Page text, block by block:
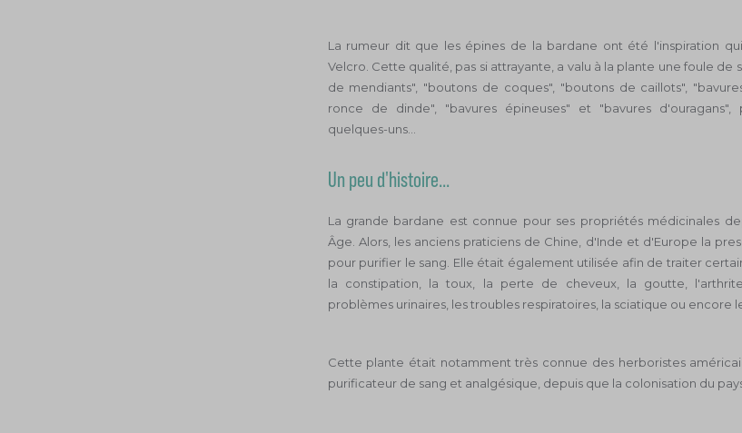
La rumeur dit que les épines de la bardane ont été l'inspiration
Velcro. Cette qualité, pas si attrayante, a valu à la plante une foule de
de mendiants", "boutons de coques", "boutons de caillots",
ronce de dinde", "bavures épineuses" et "bavures
quelques-uns...
Un peu d'histoire...
La grande bardane est connue pour ses propriétés médicinales
Âge. Alors, les anciens praticiens de Chine, d'Inde et d'Europe la
pour purifier le sang. Elle était également utilisée afin de traiter
la constipation, la toux, la perte de cheveux, la goutte,
problèmes urinaires, les troubles respiratoires, la sciatique ou encore
Cette plante était notamment très connue des herboristes
purificateur de sang et analgésique, depuis que la colonisation du